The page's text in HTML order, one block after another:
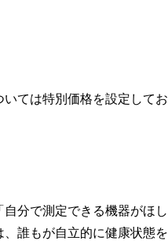
ては特別価格を設定してお
分で測定できる機器がほし
誰もが自立的に健康状態を